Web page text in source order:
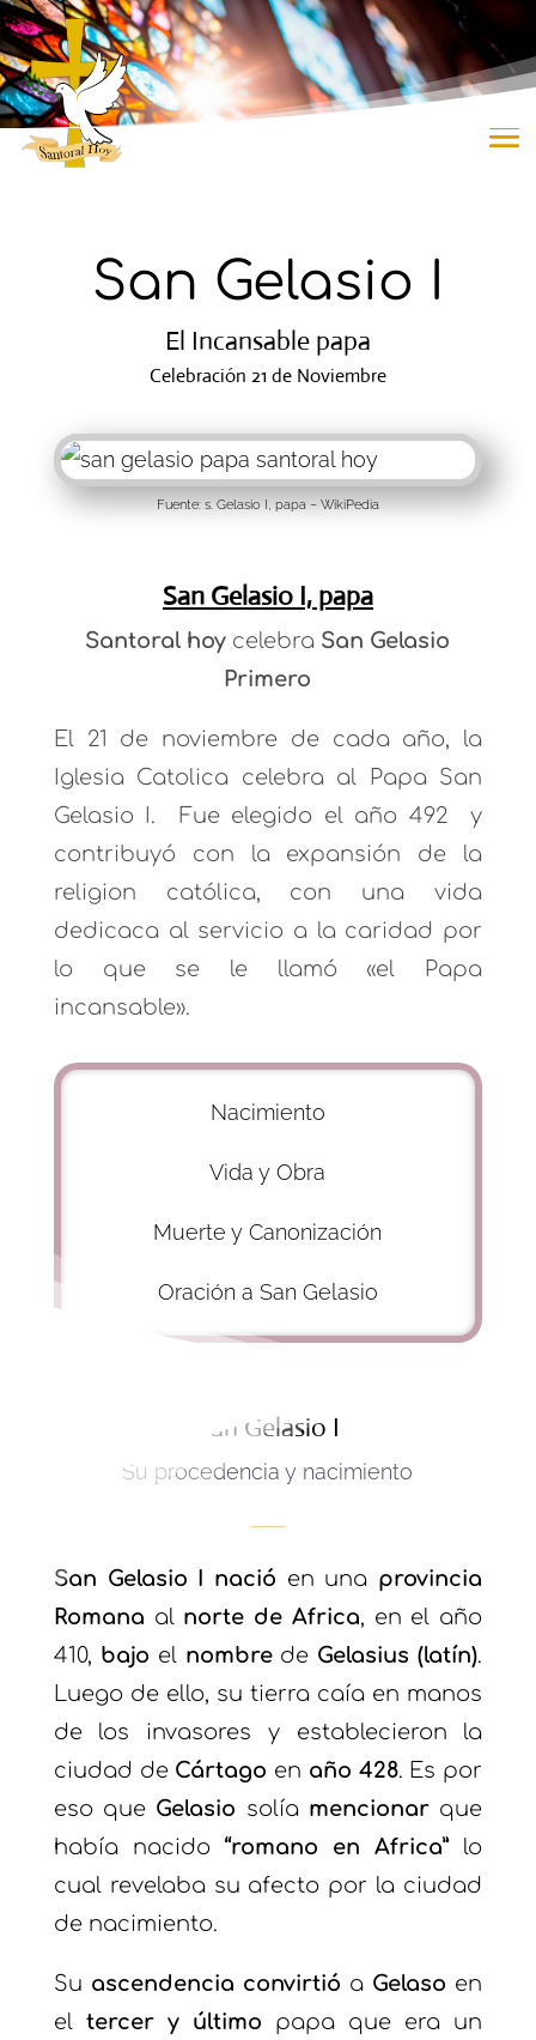
San Gelasio I
El Incansable papa
Celebración 21 de Noviembre
Fuente: s. Gelasio I, papa – WikiPedia
San Gelasio I, papa
Santoral hoy celebra San Gelasio
Primero
El 21 de noviembre de cada año, la
Iglesia Catolica celebra al Papa San
Gelasio I. Fue elegido el año 492 y
contribuyó con la expansión de la
religion católica, con una vida
dedicaca al servicio a la caridad por
lo que se le llamó «el Papa
incansable».
Nacimiento
Vida y Obra
Muerte y Canonización
Oración a San Gelasio
San Gelasio I
Su procedencia y nacimiento
San Gelasio I nació en una provincia
Romana al norte de Africa, en el año
410, bajo el nombrede Gelasius (latín).
Luego de ello, su tierra caía en manos
de los invasores y establecieron la
ciudad de Cártago en año 428. Es por
eso que Gelasio solía mencionarque
había nacido “romano en Africa”lo
cual revelaba su afecto por la ciudad
de nacimiento.
Su ascendencia convirtió a Gelaso en
eltercer y último papa que era un